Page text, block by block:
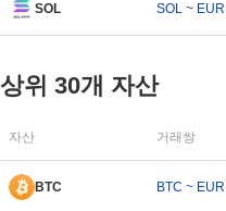
SOL SOL ~ EUR
상위 30개 자산
자산 거래쌍
BTC BTC ~ EUR